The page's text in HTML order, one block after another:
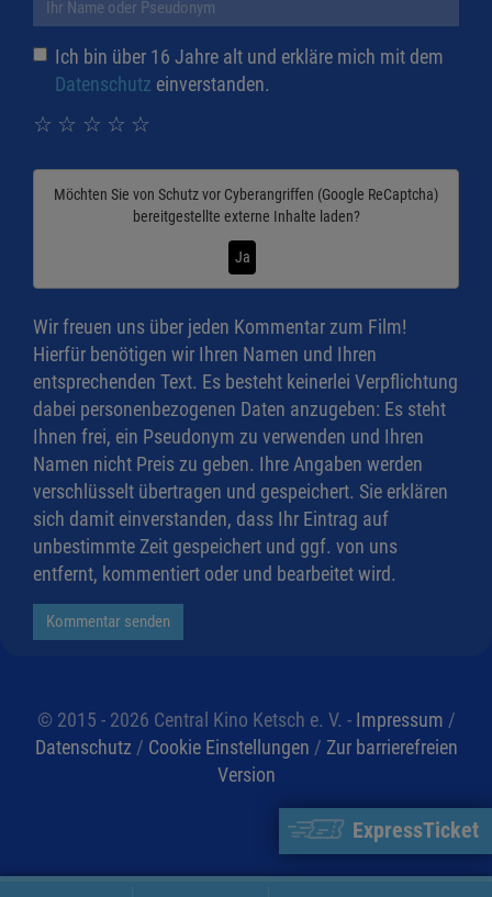
ExpressTicket
Ich bin über 16 Jahre alt und erkläre mich mit dem
Datenschutz einverstanden.
☆
☆
☆
☆
☆
Möchten Sie von Schutz vor Cyberangriffen (Google ReCaptcha)
bereitgestellte externe Inhalte laden?
Ja
Wir freuen uns über jeden Kommentar zum Film!
Hierfür benötigen wir Ihren Namen und Ihren
entsprechenden Text. Es besteht keinerlei Verpflichtung
dabei personenbezogenen Daten anzugeben: Es steht
Ihnen frei, ein Pseudonym zu verwenden und Ihren
Namen nicht Preis zu geben. Ihre Angaben werden
verschlüsselt übertragen und gespeichert. Sie erklären
sich damit einverstanden, dass Ihr Eintrag auf
unbestimmte Zeit gespeichert und ggf. von uns
entfernt, kommentiert oder und bearbeitet wird.
Kommentar senden
© 2015 - 2026 Central Kino Ketsch e. V. - Impressum /
Datenschutz / Cookie Einstellungen / Zur barrierefreien
Version